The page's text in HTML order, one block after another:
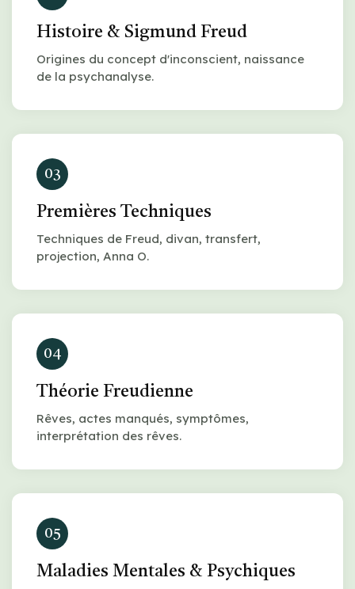
Histoire & Sigmund Freud
Origines du concept d'inconscient, naissance
de la psychanalyse.
03
Premières Techniques
Techniques de Freud, divan, transfert,
projection, Anna O.
04
Théorie Freudienne
Rêves, actes manqués, symptômes,
interprétation des rêves.
05
Maladies Mentales & Psychiques